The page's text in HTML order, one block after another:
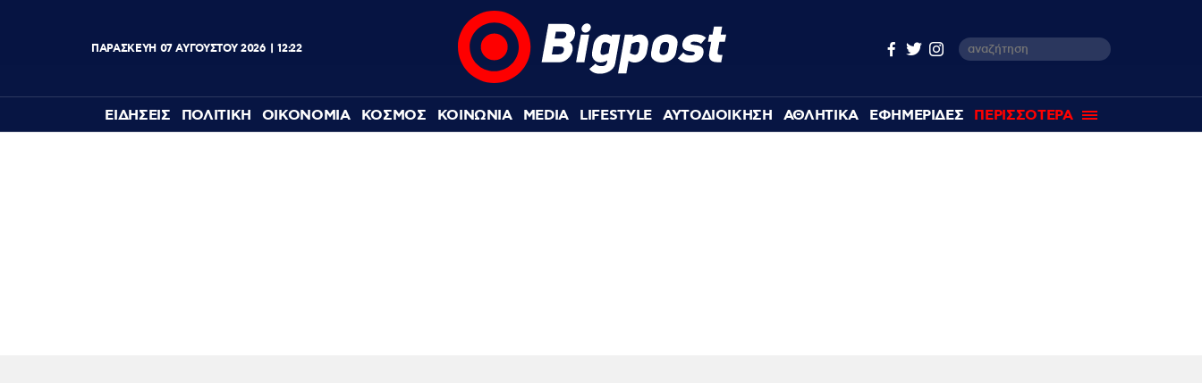
ΠΑΡΑΣΚΕΥΗ 07 ΑΥΓΟΥΣΤΟΥ 2026 12:22
ΕΙΔΗΣΕΙΣ ΠΟΛΙΤΙΚΗ ΟΙΚΟΝΟΜΙΑ ΚΟΣΜΟΣ ΚΟΙΝΩΝΙΑ MEDIA LIFESTYLE ΑΥΤΟΔΙΟΙΚΗΣΗ ΑΘΛΗΤΙΚΑ ΕΦΗΜΕΡΙΔΕΣ ΠΕΡΙΣΣΟΤΕΡΑ